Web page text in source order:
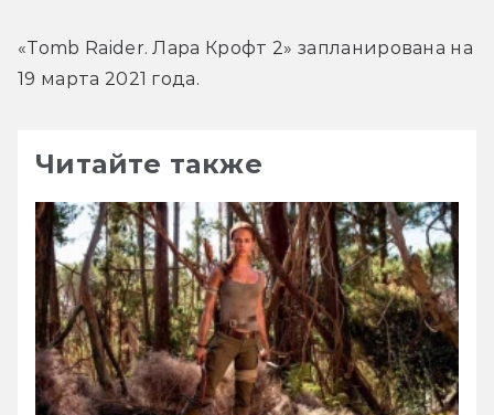
«Tomb Raider. Лара Крофт 2» запланирована на
19 марта 2021 года.
Читайте также